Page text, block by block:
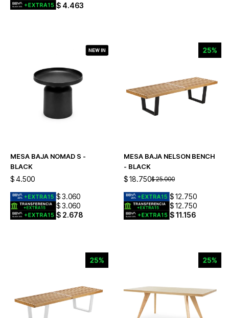
$ 4.463
MESA BAJA NOMAD S -
BLACK
$4.500
$3.060
$3.060
$ 2.678
MESA BAJA NELSON BENCH
- BLACK
$ 18.750$ 25.000
$ 12.750
$ 12.750
$ 11.156